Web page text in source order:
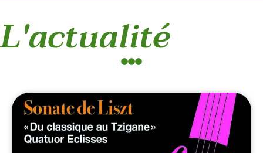
L'actualité